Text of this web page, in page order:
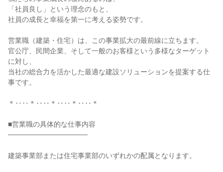
「社員良し」という理念のもと、
社員の成長と幸福を第一に考える姿勢です。
営業職（建築・住宅）は、この事業拡大の最前線に立ちます。
官公庁、民間企業、そして一般のお客様という多様なターゲット
に対し、
当社の総合力を活かした最適な建設ソリューションを提案する仕
事です。
＊‥‥＊‥‥＊‥‥＊‥‥＊
■営業職の具体的な仕事内容
────────────────
建築事業部または住宅事業部のいずれかの配属となります。